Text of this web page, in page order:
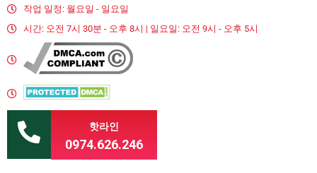
작업 일정: 월요일 - 일요일
시간: 오전 7시 30분 - 오후 8시 | 일요일: 오전 9시 - 오후 5시
핫라인
0974.626.246